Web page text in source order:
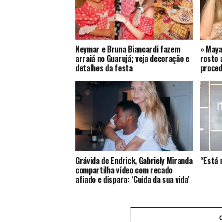
Neymar e Bruna Biancardi fazem
arraiá no Guarujá; veja decoração e
detalhes da festa
»
rosto
Grávida de Endrick, Gabriely Miranda
compartilha vídeo com recado
afiado e dispara: ‘Cuida da sua vida’
“Está